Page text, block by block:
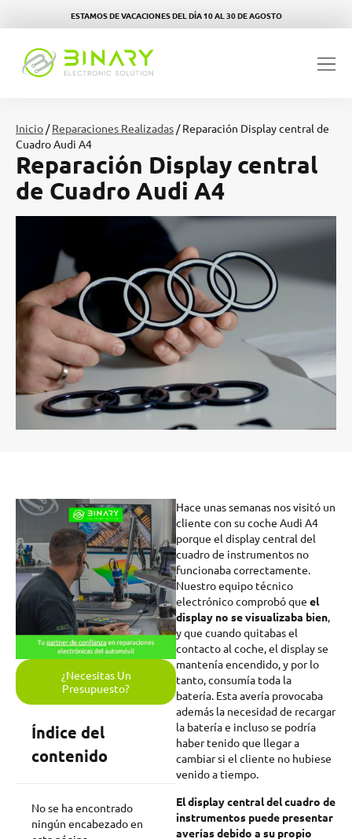
ESTAMOS DE VACACIONES DEL DÍA 10 AL 30 DE AGOSTO
Inicio /Reparaciones Realizadas / Reparación Display central de
Cuadro Audi A4
Reparación Display central
de Cuadro Audi A4
Hace unas semanas nos visitó un
cliente con su coche Audi A4
porque el display central del
cuadro de instrumentos no
funcionaba correctamente.
Nuestro equipo técnico
electrónico comprobó que el
display no se visualizaba bien,
y que cuando quitabas el
contacto al coche, el display se
mantenía encendido, y por lo
tanto, consumía toda la
batería. Esta avería provocaba
además la necesidad de recargar
la batería e incluso se podría
haber tenido que llegar a
cambiar si el cliente no hubiese
venido a tiempo.
El display central del cuadro de
instrumentos puede presentar
averías debido a su propio
¿Necesitas Un
Presupuesto?
Índice del
contenido
No se ha encontrado
ningún encabezado en